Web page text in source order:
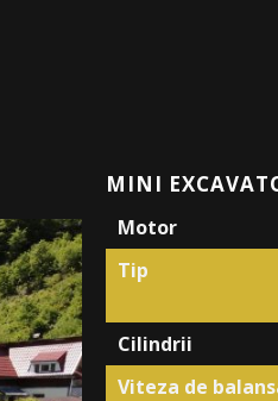
MINI
Motor
Tip
Cilindrii
Viteza de